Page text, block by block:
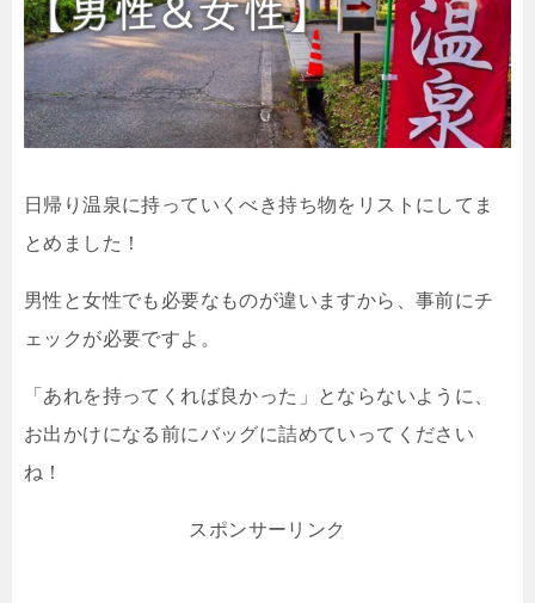
日帰り温泉に持っていくべき持ち物をリストにしてま
とめました！
男性と女性でも必要なものが違いますから、事前にチ
ェックが必要ですよ。
「あれを持ってくれば良かった」とならないように、
お出かけになる前にバッグに詰めていってください
ね！
スポンサーリンク